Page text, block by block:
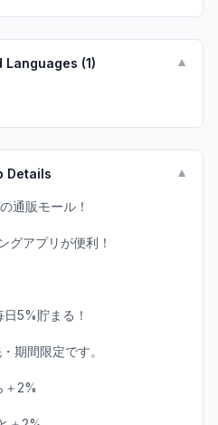
Languages (1) ▼
Details ▼
通販モール！
グアプリが便利！
5%貯まる！
期間限定です。
＋2%